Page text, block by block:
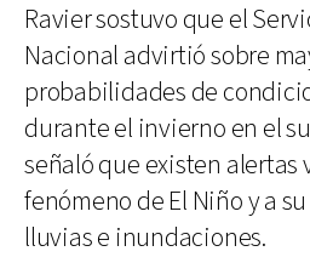
Ravier sostuvo que el
Nacional advirtió sobre
probabilidades de
durante el invierno en el
señaló que existen alertas
fenómeno de El Niño y a
lluvias e inundaciones.